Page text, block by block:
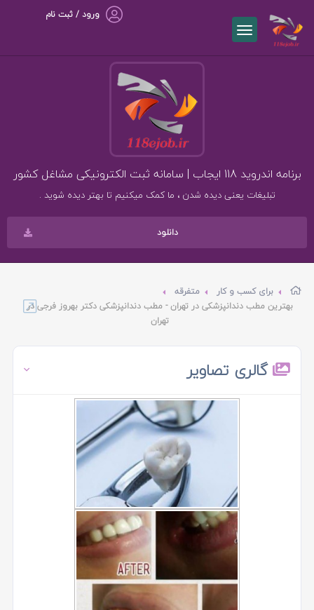
ورود / ثبت نام
برنامه اندروید 118 ایجاب | سامانه ثبت الکترونیکی مشاغل کشور
تبلیغات یعنی دیده شدن ، ما کمک میکنیم تا بهتر دیده شوید .
دانلود
برای کسب و کار
متفرقه
بهترین مطب دندانپزشکی در تهران - مطب دندانپزشکی دکتر بهروز فرجی در
تهران
گالری تصاویر